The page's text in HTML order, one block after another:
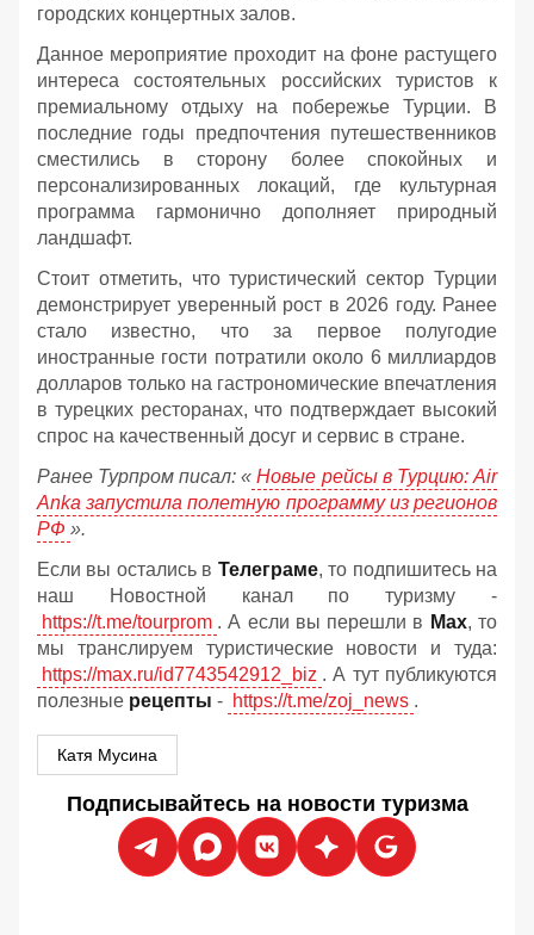
городских концертных залов.
Данное мероприятие проходит на фоне растущего
интереса состоятельных российских туристов к
премиальному отдыху на побережье Турции. В
последние годы предпочтения путешественников
сместились в сторону более спокойных и
персонализированных локаций, где культурная
программа гармонично дополняет природный
ландшафт.
Стоит отметить, что туристический сектор Турции
демонстрирует уверенный рост в 2026 году. Ранее
стало известно, что за первое полугодие
иностранные гости потратили около 6 миллиардов
долларов только на гастрономические впечатления
в турецких ресторанах, что подтверждает высокий
спрос на качественный досуг и сервис в стране.
Ранее Турпром писал: « Новые рейсы в Турцию: Air
Anka запустила полетную программу из регионов
РФ ».
Если вы остались в Телеграме, то подпишитесь на
наш Новостной канал по туризму -
https://t.me/tourprom . А если вы перешли в Мах, то
мы транслируем туристические новости и туда:
https://max.ru/id7743542912_biz . А тут публикуются
полезные рецепты - https://t.me/zoj_news .
Катя Мусина
Подписывайтесь на новости туризма